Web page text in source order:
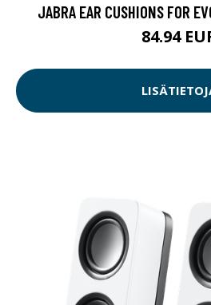
JABRA EAR CUSHIONS FOR
84.94